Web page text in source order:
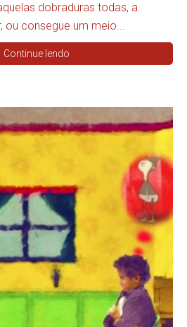
dobraduras todas, a
ou consegue um meio...
Continue lendo